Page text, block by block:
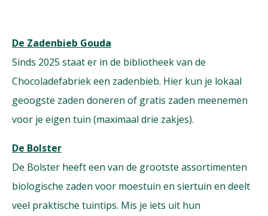
De Zadenbieb Gouda
Sinds 2025 staat er in de bibliotheek van de
Chocoladefabriek een zadenbieb. Hier kun je lokaal
geoogste zaden doneren of gratis zaden meenemen
voor je eigen tuin (maximaal drie zakjes).
De Bolster
De Bolster heeft een van de grootste assortimenten
biologische zaden voor moestuin en siertuin en deelt
veel praktische tuintips. Mis je iets uit hun